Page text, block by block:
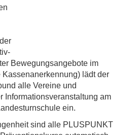
Bewegungsangebote im
lädt der
alle Vereine und
Informationsveranstaltung am
ein.
sind alle PLUSPUNKT